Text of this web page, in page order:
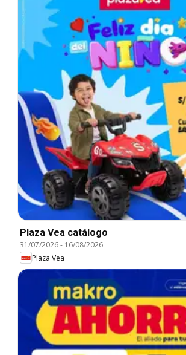
Plaza Vea catálogo
31/07/2026- 16/08/2026
Plaza Vea